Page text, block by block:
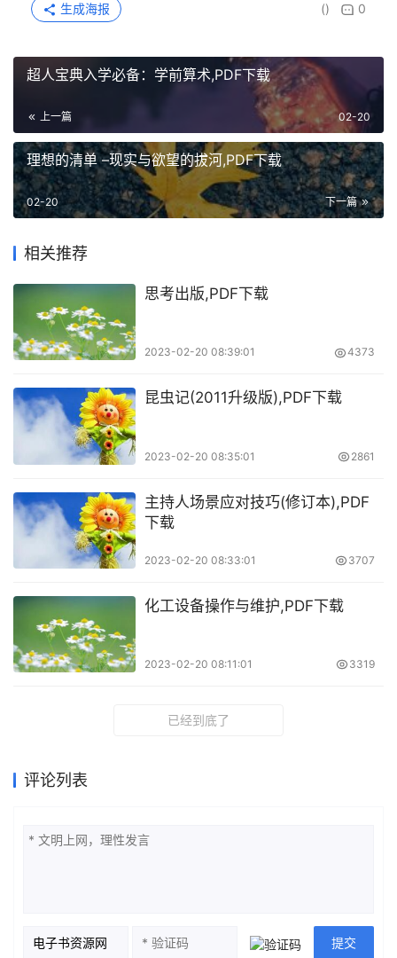
() 0
生成海报
超人宝典入学必备：学前算术,PDF下载
上一篇 02-20
理想的清单 –现实与欲望的拔河,PDF下载
下一篇
02-20
相关推荐
思考出版,PDF下载
2023-02-20 08:39:01 4373
昆虫记(2011升级版),PDF下载
2023-02-20 08:35:01 2861
主持人场景应对技巧(修订本),PDF
下载
2023-02-20 08:33:01 3707
化工设备操作与维护,PDF下载
2023-02-20 08:11:01 3319
已经到底了
评论列表